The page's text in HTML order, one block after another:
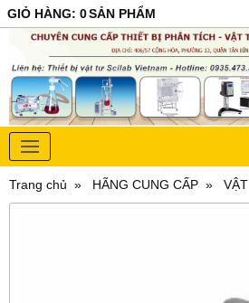
GIỎ HÀNG: 0SẢN PHẨM
Trang chủ HÃNG CUNG CẤP